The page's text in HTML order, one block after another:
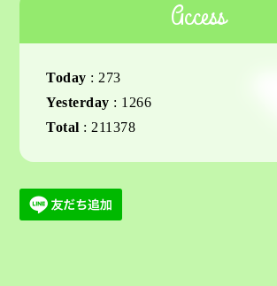
Access
Today : 273
Yesterday : 1266
Total : 211378